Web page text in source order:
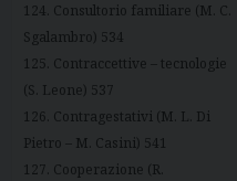
124. Consultorio familiare (M. C.
Sgalambro) 534
125. Contraccettive – tecnologie
(S. Leone) 537
126. Contragestativi (M. L. Di
Pietro – M. Casini) 541
127. Cooperazione (R.